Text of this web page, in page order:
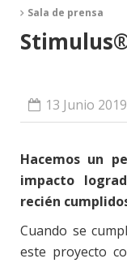
13 Junio 2019
Hacemos un
impacto
recién
Cuando se
este proyecto
Sala de prensa